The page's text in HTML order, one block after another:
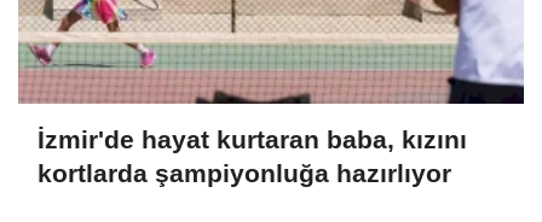
İzmir'de hayat kurtaran baba, kızını
kortlarda şampiyonluğa hazırlıyor